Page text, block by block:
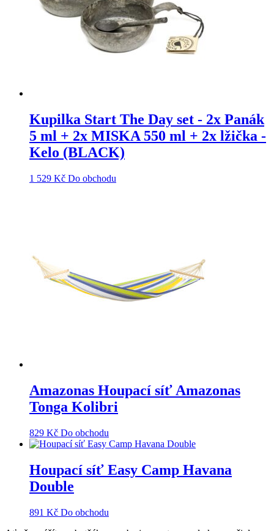
Kupilka Start The Day set - 2x Panák
5 ml + 2x MISKA 550 ml + 2x lžička -
Kelo (BLACK)
1 529 Kč Do obchodu
Amazonas Houpací síť Amazonas
Tonga Kolibri
829 Kč Do obchodu
Houpací síť Easy Camp Havana
Double
891 Kč Do obchodu